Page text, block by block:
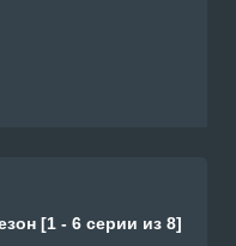
[1 - 6 серии из 8]